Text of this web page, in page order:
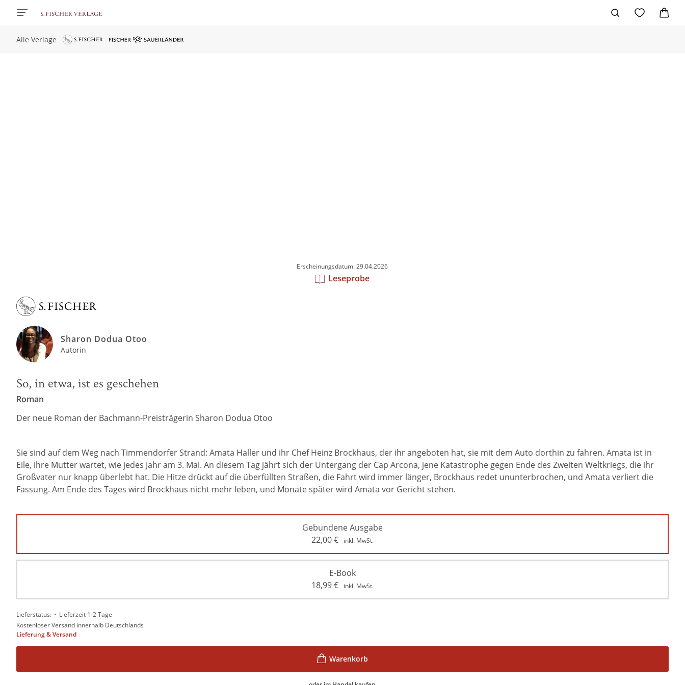
Alle Verlage
Erscheinungsdatum: 29.04.2026
Leseprobe
Sharon Dodua Otoo
Autorin
So, in etwa, ist es geschehen
Roman
Der neue Roman der Bachmann-Preisträgerin Sharon Dodua Otoo
Sie sind auf dem Weg nach Timmendorfer Strand: Amata Haller und ihr Chef Heinz Brockhaus, der ihr angeboten hat, sie mit dem Auto dorthin zu fahren. Amata ist in
Eile, ihre Mutter wartet, wie jedes Jahr am 3. Mai. An diesem Tag jährt sich der Untergang der Cap Arcona, jene Katastrophe gegen Ende des Zweiten Weltkriegs, die ihr
Großvater nur knapp überlebt hat. Die Hitze drückt auf die überfüllten Straßen, die Fahrt wird immer länger, Brockhaus redet ununterbrochen, und Amata verliert die
Fassung. Am Ende des Tages wird Brockhaus nicht mehr leben, und Monate später wird Amata vor Gericht stehen.
Gebundene Ausgabe
22,00€ inkl. MwSt.
E-Book
18,99€ inkl. MwSt.
Lieferstatus: • Lieferzeit 1-2 Tage
Kostenloser Versand innerhalb Deutschlands
Lieferung & Versand